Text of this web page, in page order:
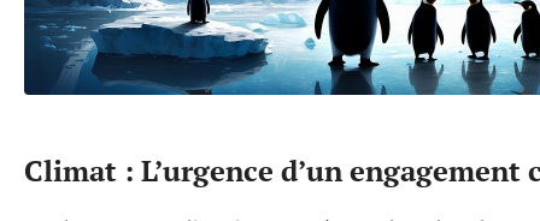
Climat : L’urgence d’un